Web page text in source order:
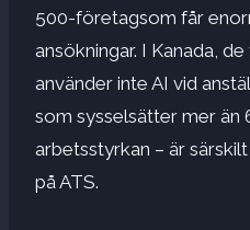
500-företagsom får
ansökningar. I Kanada, de
använder inte AI vid
som sysselsätter mer än
arbetsstyrkan – är
på ATS.